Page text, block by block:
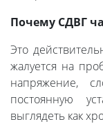
Почему СДВГ
Это
жалуется на
напряжение,
постоянную
выглядеть как